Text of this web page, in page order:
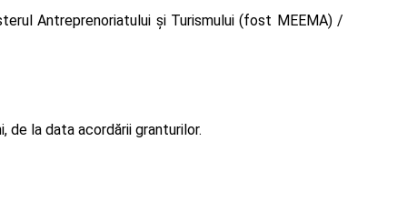
Antreprenoriatului și Turismului (fost MEEMA) /
de la data acordării granturilor.